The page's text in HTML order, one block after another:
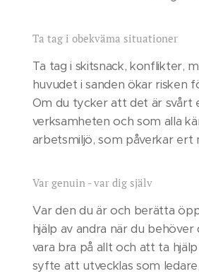
Ta tag i obekväma situationer
Ta tag i skitsnack, konflikter,
huvudet i sanden ökar risken
Om du tycker att det är svårt
verksamheten och som alla
arbetsmiljö, som påverkar ert
Var genuin - var dig själv
Var den du är och berätta
hjälp av andra när du
vara bra på allt och att ta
syfte att utvecklas som